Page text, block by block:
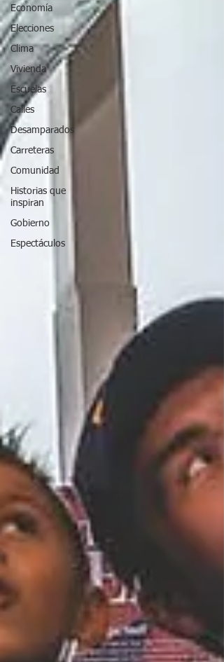
Economía
Elecciones
Clima
Vivienda
Escuelas
Calles
Desamparados
Carreteras
Comunidad
Historias que
inspiran
Gobierno
Espectáculos